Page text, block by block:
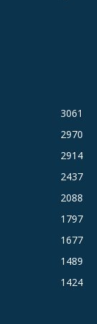
3061
2970
2914
2437
2088
1797
1677
1489
1424